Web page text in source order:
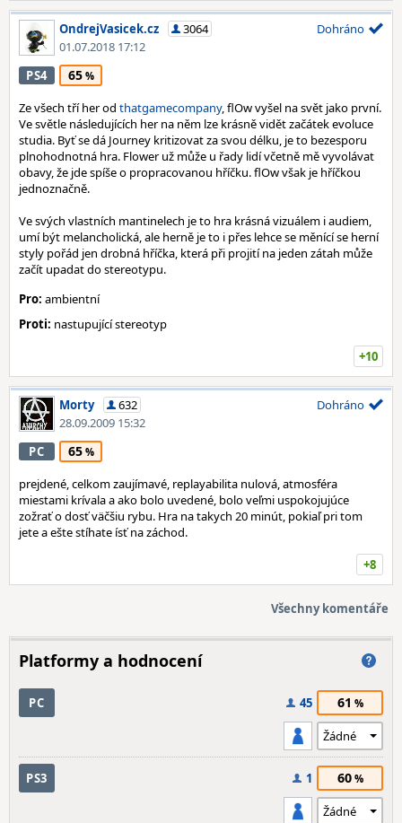
OndrejVasicek.cz
3064
01.07.2018 17:12
Dohráno
PS4 65
Ze všech tří her od thatgamecompany, flOw vyšel na svět jako první.
Ve světle následujících her na něm lze krásně vidět začátek evoluce
studia. Byť se dá Journey kritizovat za svou délku, je to bezesporu
plnohodnotná hra. Flower už může u řady lidí včetně mě vyvolávat
obavy, že jde spíše o propracovanou hříčku. flOw však je hříčkou
jednoznačně.
Ve svých vlastních mantinelech je to hra krásná vizuálem i audiem,
umí být melancholická, ale herně je to i přes lehce se měnící se herní
styly pořád jen drobná hříčka, která při projití na jeden zátah může
začít upadat do stereotypu.
Pro: ambientní
Proti: nastupující stereotyp
+10
Morty
632
28.09.2009 15:32
Dohráno
PC 65
prejdené, celkom zaujímavé, replayabilita nulová, atmosféra
miestami krívala a ako bolo uvedené, bolo veľmi uspokojujúce
zožrať o dosť väčšiu rybu. Hra na takych 20 minút, pokiaľ pri tom
jete a ešte stíhate ísť na záchod.
+8
Všechny komentáře
Platformy a hodnocení
PC 45 61
PS3 1 60